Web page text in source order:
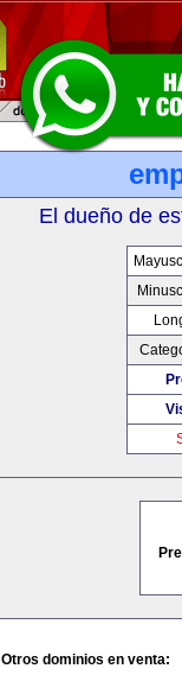
El dueño de
Otros dominios en venta: